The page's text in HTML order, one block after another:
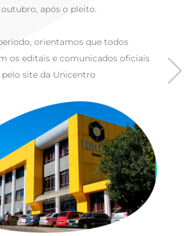
outubro, após o pleito.
orientamos que todos
os editais e comunicados oficiais
pelo site da Unicentro